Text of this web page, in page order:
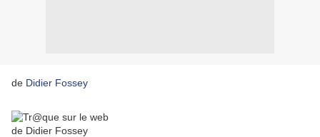
de Didier Fossey